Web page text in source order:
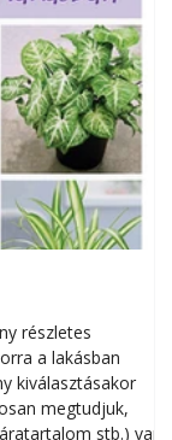
részletes
a lakásban
kiválasztásakor
megtudjuk,
stb.) van